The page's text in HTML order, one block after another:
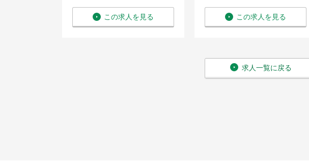
この求人を見る この求人を見る
求人一覧に戻る